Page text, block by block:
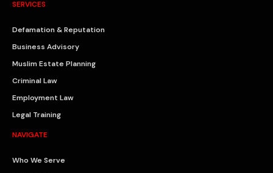
SERVICES
Defamation & Reputation
Business Advisory
Muslim Estate Planning
Criminal Law
Employment Law
Legal Training
NAVIGATE
Who We Serve